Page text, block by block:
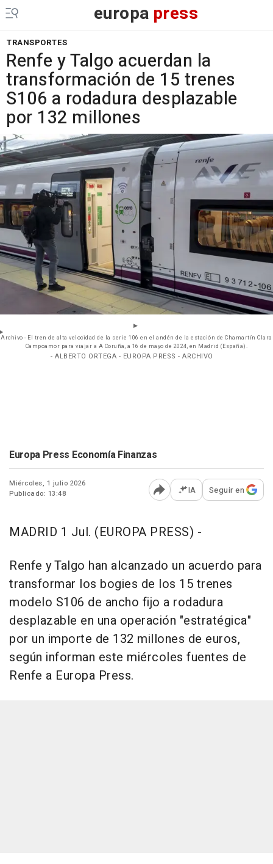
europa press
TRANSPORTES
Renfe y Talgo acuerdan la
transformación de 15 trenes
S106 a rodadura desplazable
por 132 millones
Archivo - El tren de alta velocidad de la serie 106 en el andén de la estación de Chamartín Clara
Campoamor para viajar a A Coruña, a 16 de mayo de 2024, en Madrid (España).
- ALBERTO ORTEGA - EUROPA PRESS - ARCHIVO
Europa Press Economía Finanzas
Miércoles, 1 julio 2026
Publicado: 13:48
Abrir opciones para
IA Seguir en
MADRID 1 Jul. (EUROPA PRESS) -
Renfe y Talgo han alcanzado un acuerdo para
transformar los bogies de los 15 trenes
modelo S106 de ancho fijo a rodadura
desplazable en una operación "estratégica"
por un importe de 132 millones de euros,
según informan este miércoles fuentes de
Renfe a Europa Press.